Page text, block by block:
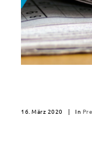
16. März 2020 | In